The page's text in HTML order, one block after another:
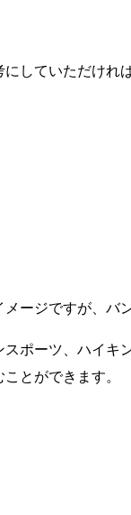
していただけれ
ージですが、バ
ポーツ、ハイキ
とができます。